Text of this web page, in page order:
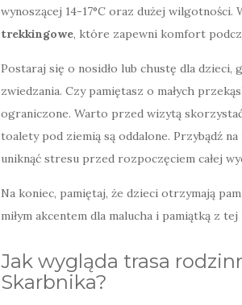
wynoszącej 14-17°C oraz dużej wilgotności.
trekkingowe, które zapewni komfort
Postaraj się o nosidło lub chustę dla dzieci,
zwiedzania. Czy pamiętasz o małych
ograniczone. Warto przed wizytą
toalety pod ziemią są oddalone. Przybądź
uniknąć stresu przed rozpoczęciem całej
Na koniec, pamiętaj, że dzieci otrzymają
miłym akcentem dla malucha i pamiątką z
Jak wygląda trasa
Skarbnika?